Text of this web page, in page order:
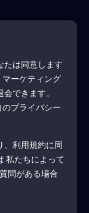
たは同意します
ーケティング
できます。
プライバシー
、利用規約に同
私たちによって
問がある場合